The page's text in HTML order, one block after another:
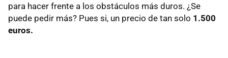
para hacer frente a los obstáculos más duros. ¿Se
puede pedir más? Pues si, un precio de tan solo 1.500
euros.